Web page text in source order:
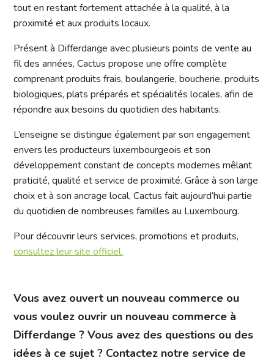
tout en restant fortement attachée à la qualité, à la
proximité et aux produits locaux.
Présent à Differdange avec plusieurs points de vente au
fil des années, Cactus propose une offre complète
comprenant produits frais, boulangerie, boucherie, produits
biologiques, plats préparés et spécialités locales, afin de
répondre aux besoins du quotidien des habitants.
L’enseigne se distingue également par son engagement
envers les producteurs luxembourgeois et son
développement constant de concepts modernes mêlant
praticité, qualité et service de proximité. Grâce à son large
choix et à son ancrage local, Cactus fait aujourd’hui partie
du quotidien de nombreuses familles au Luxembourg.
Pour découvrir leurs services, promotions et produits,
consultez leur site officiel.
Vous avez ouvert un nouveau commerce ou
vous voulez ouvrir un nouveau commerce à
Differdange ? Vous avez des questions ou des
idées à ce sujet ? Contactez notre service de